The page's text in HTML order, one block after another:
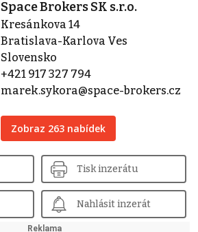
Space Brokers SK s.r.o.
Kresánkova 14
Bratislava-Karlova Ves
Slovensko
+421 917 327 794
marek.sykora@space-brokers.cz
Zobraz 263 nabídek
Tisk inzerátu
Nahlásit inzerát